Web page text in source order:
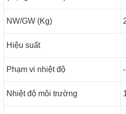
NW/GW (Kg)
Hiệu suất
Phạm vi nhiệt độ
Nhiệt độ môi trường